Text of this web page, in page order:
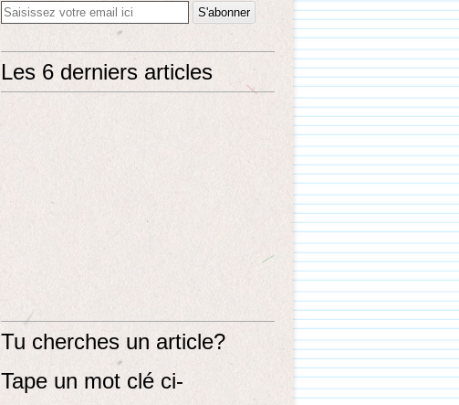
Les 6 derniers articles
Tu cherches un article?
Tape un mot clé ci-